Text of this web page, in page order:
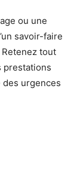
ou une
savoir-faire
tout
prestations
des urgences